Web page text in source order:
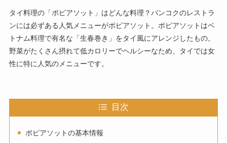
タイ料理の「ポピアソット」はどんな料理？バンコクのレストラ
ンには必ずある人気メニューがポピアソット。ポピアソットはベ
トナム料理で有名な「生春巻き」をタイ風にアレンジしたもの。
野菜がたくさん摂れて低カロリーでヘルシーなため、タイでは女
性に特に人気のメニューです。
目次
ポピアソットの基本情報